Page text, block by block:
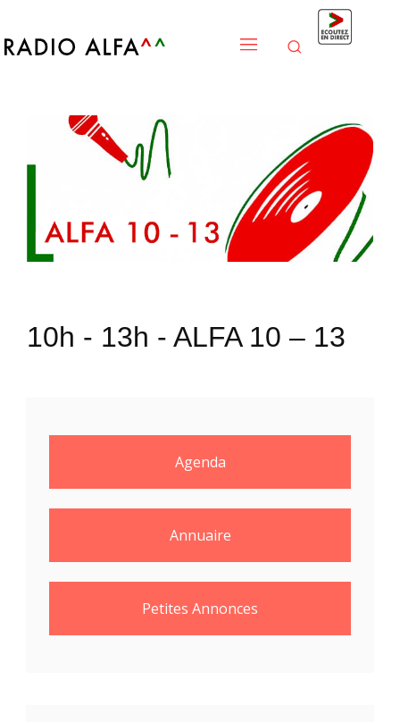
10h - 13h - ALFA 10 – 13
Agenda
Annuaire
Petites Annonces